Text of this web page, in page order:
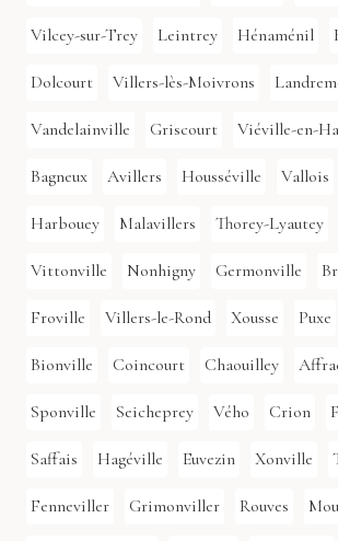
Vilcey-sur-Trey Leintrey Hénaménil
Dolcourt Villers-lès-Moivrons
Vandelainville Griscourt Viéville-en-
Bagneux Avillers Housséville Vallois
Harbouey Malavillers Thorey-Lyautey
Vittonville Nonhigny Germonville
Froville Villers-le-Rond Xousse Puxe
Bionville Coincourt Chaouilley
Sponville Seicheprey Vého Crion
Saffais Hagéville Euvezin Xonville
Fenneviller Grimonviller Rouves